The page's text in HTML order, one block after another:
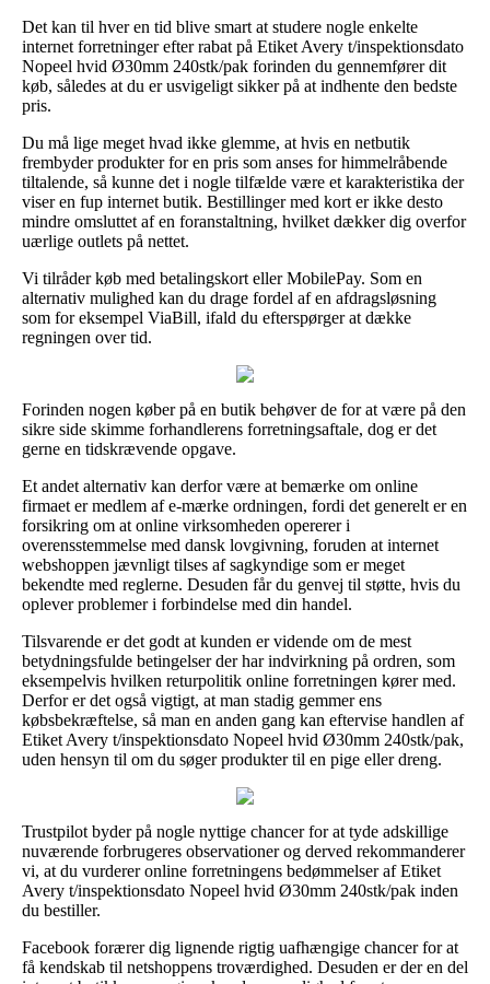
Det kan til hver en tid blive smart at studere nogle enkelte
internet forretninger efter rabat på Etiket Avery t/inspektionsdato
Nopeel hvid Ø30mm 240stk/pak forinden du gennemfører dit
køb, således at du er usvigeligt sikker på at indhente den bedste
pris.
Du må lige meget hvad ikke glemme, at hvis en netbutik
frembyder produkter for en pris som anses for himmelråbende
tiltalende, så kunne det i nogle tilfælde være et karakteristika der
viser en fup internet butik. Bestillinger med kort er ikke desto
mindre omsluttet af en foranstaltning, hvilket dækker dig overfor
uærlige outlets på nettet.
Vi tilråder køb med betalingskort eller MobilePay. Som en
alternativ mulighed kan du drage fordel af en afdragsløsning
som for eksempel ViaBill, ifald du efterspørger at dække
regningen over tid.
Forinden nogen køber på en butik behøver de for at være på den
sikre side skimme forhandlerens forretningsaftale, dog er det
gerne en tidskrævende opgave.
Et andet alternativ kan derfor være at bemærke om online
firmaet er medlem af e-mærke ordningen, fordi det generelt er en
forsikring om at online virksomheden opererer i
overensstemmelse med dansk lovgivning, foruden at internet
webshoppen jævnligt tilses af sagkyndige som er meget
bekendte med reglerne. Desuden får du genvej til støtte, hvis du
oplever problemer i forbindelse med din handel.
Tilsvarende er det godt at kunden er vidende om de mest
betydningsfulde betingelser der har indvirkning på ordren, som
eksempelvis hvilken returpolitik online forretningen kører med.
Derfor er det også vigtigt, at man stadig gemmer ens
købsbekræftelse, så man en anden gang kan eftervise handlen af
Etiket Avery t/inspektionsdato Nopeel hvid Ø30mm 240stk/pak,
uden hensyn til om du søger produkter til en pige eller dreng.
Trustpilot byder på nogle nyttige chancer for at tyde adskillige
nuværende forbrugeres observationer og derved rekommanderer
vi, at du vurderer online forretningens bedømmelser af Etiket
Avery t/inspektionsdato Nopeel hvid Ø30mm 240stk/pak inden
du bestiller.
Facebook forærer dig lignende rigtig uafhængige chancer for at
få kendskab til netshoppens troværdighed. Desuden er der en del